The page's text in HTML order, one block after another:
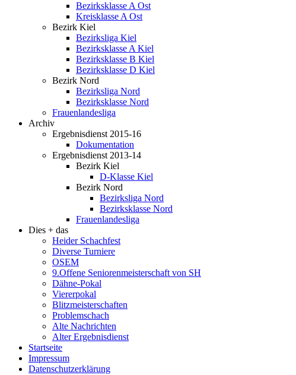
Bezirksklasse A Ost
Kreisklasse A Ost
Bezirk Kiel
Bezirksliga Kiel
Bezirksklasse A Kiel
Bezirksklasse B Kiel
Bezirksklasse D Kiel
Bezirk Nord
Bezirksliga Nord
Bezirksklasse Nord
Frauenlandesliga
Archiv
Ergebnisdienst 2015-16
Dokumentation
Ergebnisdienst 2013-14
Bezirk Kiel
D-Klasse Kiel
Bezirk Nord
Bezirksliga Nord
Bezirksklasse Nord
Frauenlandesliga
Dies + das
Heider Schachfest
Diverse Turniere
OSEM
9.Offene Seniorenmeisterschaft von SH
Dähne-Pokal
Viererpokal
Blitzmeisterschaften
Problemschach
Alte Nachrichten
Alter Ergebnisdienst
Startseite
Impressum
Datenschutzerklärung